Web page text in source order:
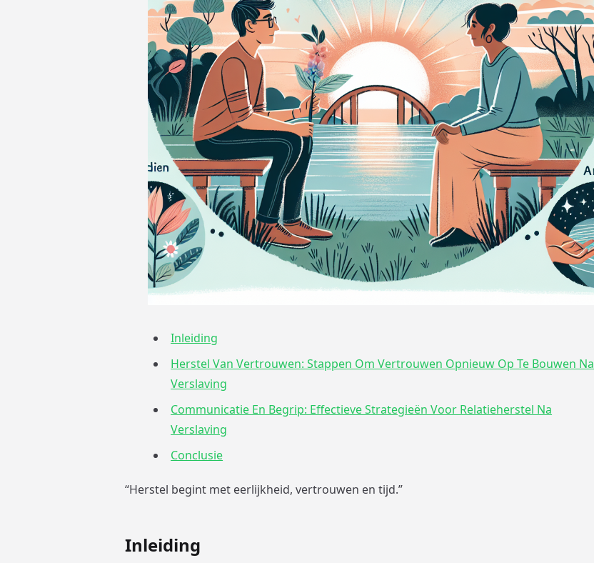
Inleiding
Herstel Van Vertrouwen: Stappen Om Vertrouwen Opnieuw Op Te Bouwen Na
Verslaving
Communicatie En Begrip: Effectieve Strategieën Voor Relatieherstel Na
Verslaving
Conclusie
“Herstel begint met eerlijkheid, vertrouwen en tijd.”
Inleiding